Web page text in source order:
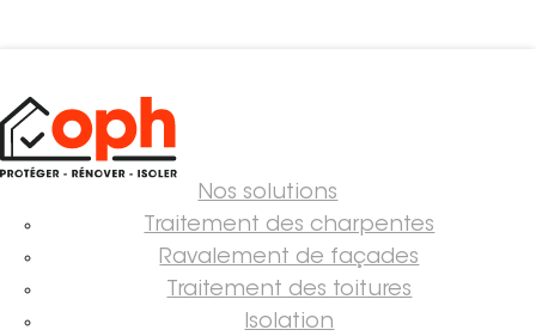
Nos solutions
Traitement des charpentes
Ravalement de façades
Traitement des toitures
Isolation